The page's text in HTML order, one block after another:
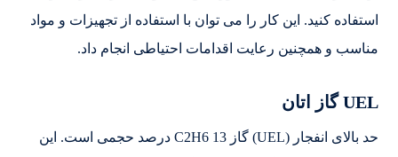
استفاده کنید. این کار را می توان با استفاده از تجهیزات و مواد
مناسب و همچنین رعایت اقدامات احتیاطی انجام داد.
UEL گاز اتان
حد بالای انفجار (UEL) گاز C2H6 13 درصد حجمی است. این